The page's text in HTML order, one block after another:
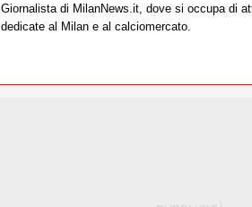
Giornalista di MilanNews.it, dove si occupa di
dedicate al Milan e al calciomercato.